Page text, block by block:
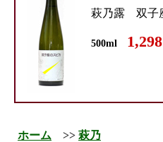
萩乃露 双子
500ml
ホーム >> 萩乃